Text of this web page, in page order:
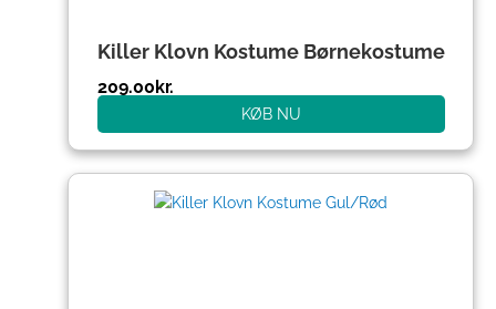
Killer Klovn Kostume Børnekostume
209.00kr.
KØB NU